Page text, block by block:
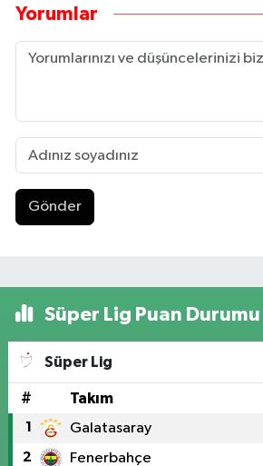
Yorumlar
Gönder
Süper Lig Puan Durumu
Süper Lig
# Takım
1 Galatasaray
2 Fenerbahçe